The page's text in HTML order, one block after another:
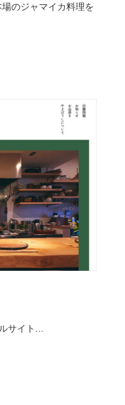
のジャマイカ料理を
サイト...